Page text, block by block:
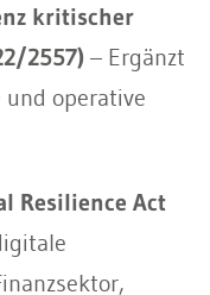
kritischer
2557) – Ergänzt
und operative
Resilience Act